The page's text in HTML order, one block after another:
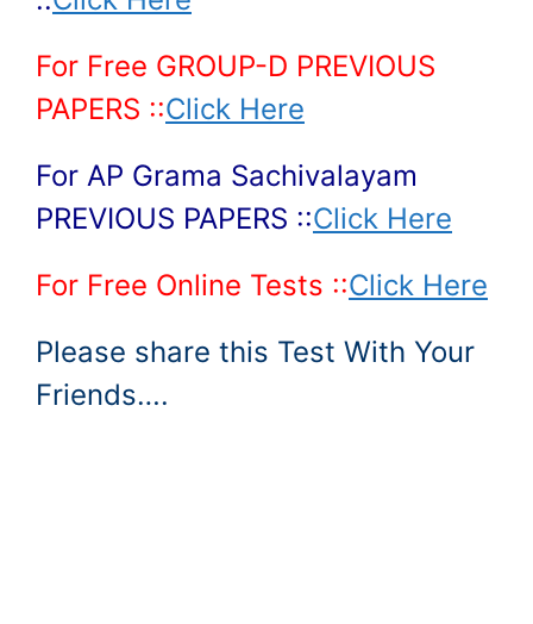
For Free GROUP-D PREVIOUS
PAPERS ::Click Here
For AP Grama Sachivalayam
PREVIOUS PAPERS ::Click Here
For Free Online Tests ::Click Here
Please share this Test With Your
Friends….